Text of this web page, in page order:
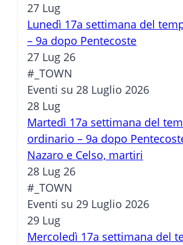
27 Lug
Lunedì 17a settimana del
– 9a dopo Pentecoste
27 Lug 26
#_TOWN
Eventi su 28 Luglio 2026
28 Lug
Martedì 17a settimana del
ordinario – 9a dopo
Nazaro e Celso, martiri
28 Lug 26
#_TOWN
Eventi su 29 Luglio 2026
29 Lug
Mercoledì 17a settimana del